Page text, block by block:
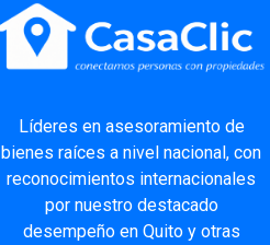
Líderes en asesoramiento de
bienes raíces a nivel nacional, con
reconocimientos internacionales
por nuestro destacado
desempeño en Quito y otras